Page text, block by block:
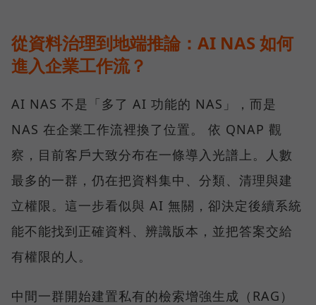
從資料治理到地端推論：AI NAS 如何
進入企業工作流？
AI NAS 不是「多了 AI 功能的 NAS」，而是
NAS 在企業工作流裡換了位置。 依 QNAP 觀
察，目前客戶大致分布在一條導入光譜上。人數
最多的一群，仍在把資料集中、分類、清理與建
立權限。這一步看似與 AI 無關，卻決定後續系統
能不能找到正確資料、辨識版本，並把答案交給
有權限的人。
中間一群開始建置私有的檢索增強生成（RAG）